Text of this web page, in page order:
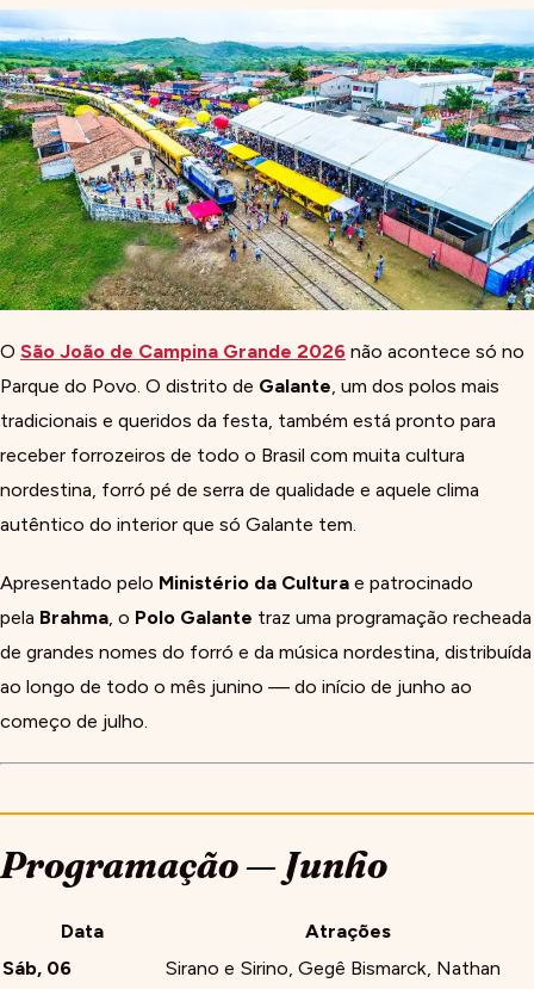
O São João de Campina Grande 2026 não acontece só no
Parque do Povo. O distrito de Galante, um dos polos mais
tradicionais e queridos da festa, também está pronto para
receber forrozeiros de todo o Brasil com muita cultura
nordestina, forró pé de serra de qualidade e aquele clima
autêntico do interior que só Galante tem.
Apresentado pelo Ministério da Cultura e patrocinado
pela Brahma, o Polo Galante traz uma programação recheada
de grandes nomes do forró e da música nordestina, distribuída
ao longo de todo o mês junino — do início de junho ao
começo de julho.
Programação — Junho
Data
Atrações
Sáb, 06
Sirano e Sirino, Gegê Bismarck, Nathan